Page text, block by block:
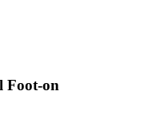
Foot-on